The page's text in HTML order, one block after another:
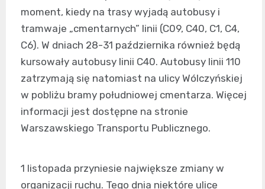
moment, kiedy na trasy wyjadą autobusy i
tramwaje „cmentarnych” linii (C09, C40, C1, C4,
C6). W dniach 28-31 października również będą
kursowały autobusy linii C40. Autobusy linii 110
zatrzymają się natomiast na ulicy Wólczyńskiej
w pobliżu bramy południowej cmentarza. Więcej
informacji jest dostępne na stronie
Warszawskiego Transportu Publicznego.
1 listopada przyniesie największe zmiany w
organizacji ruchu. Tego dnia niektóre ulice